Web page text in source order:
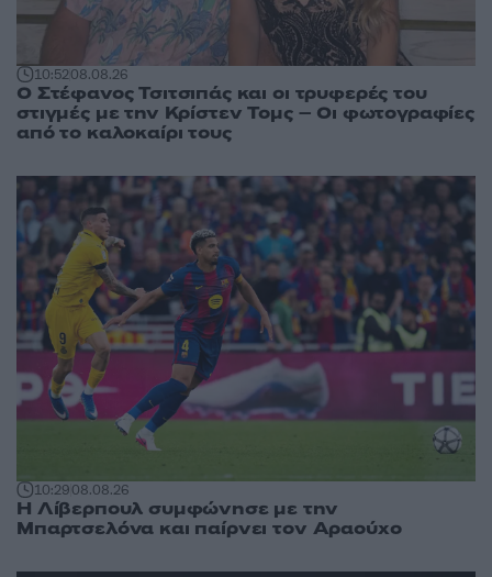
10:5208.08.26
Ο Στέφανος Τσιτσιπάς και οι τρυφερές του
στιγμές με την Κρίστεν Τομς – Οι φωτογραφίες
από το καλοκαίρι τους
10:2908.08.26
Η Λίβερπουλ συμφώνησε με την
Μπαρτσελόνα και παίρνει τον Αραούχο